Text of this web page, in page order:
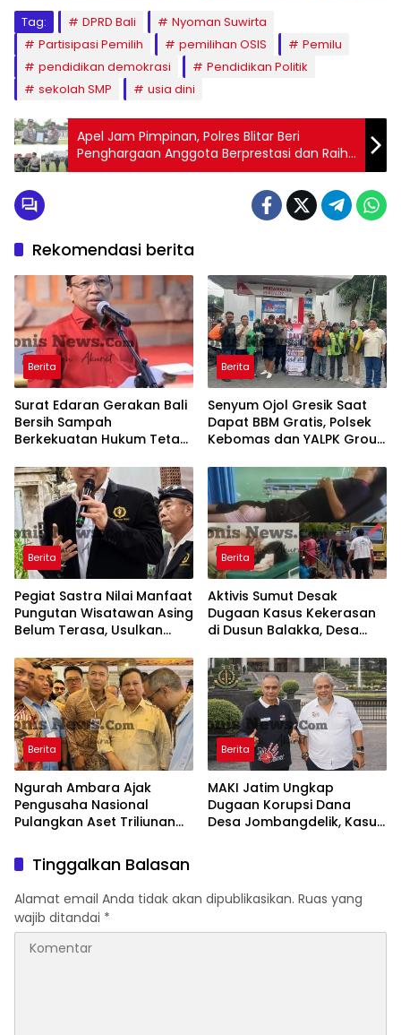
Tag: DPRD Bali
Nyoman Suwirta
Partisipasi Pemilih
pemilihan OSIS
Pemilu
pendidikan demokrasi
Pendidikan Politik
sekolah SMP
usia dini
Apel Jam Pimpinan, Polres Blitar Beri
Penghargaan Anggota Berprestasi dan Raih
Prestasi Nasional
Rekomendasi berita
Berita
Surat Edaran Gerakan Bali
Bersih Sampah
Berkekuatan Hukum Tetap,
PTUN dan Banding
Berita
Senyum Ojol Gresik Saat
Dapat BBM Gratis, Polsek
Kebomas dan YALPK Group
Berita
Pegiat Sastra Nilai Manfaat
Pungutan Wisatawan Asing
Belum Terasa, Usulkan
Digital Dana PWA
Berita
Aktivis Sumut Desak
Dugaan Kasus Kekerasan
di Dusun Balakka, Desa
Tuntas
Berita
Ngurah Ambara Ajak
Pengusaha Nasional
Pulangkan Aset Triliunan
Investor Global
Berita
MAKI Jatim Ungkap
Dugaan Korupsi Dana
Desa Jombangdelik, Kasus
Kejati Jatim
Tinggalkan Balasan
Alamat email Anda tidak akan dipublikasikan. Ruas yang
wajib ditandai *